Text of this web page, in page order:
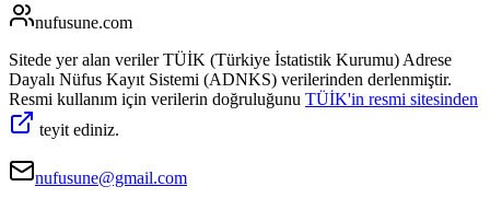
nufusune.com
Sitede yer alan veriler TÜİK (Türkiye İstatistik Kurumu) Adrese
Dayalı Nüfus Kayıt Sistemi (ADNKS) verilerinden derlenmiştir.
Resmi kullanım için verilerin doğruluğunu TÜİK'in resmi sitesinden
teyit ediniz.
nufusune@gmail.com